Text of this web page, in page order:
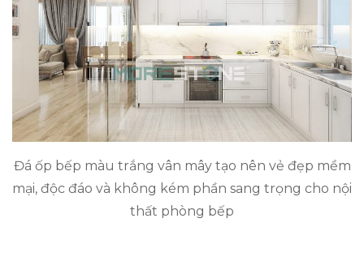
Đá ốp bếp màu trắng vân mây tạo nên vẻ đẹp mềm
mại, độc đáo và không kém phần sang trọng cho nội
thất phòng bếp